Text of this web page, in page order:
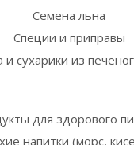
Семена льна
Специи и приправы
и сухарики из
для здорового
напитки (морс,